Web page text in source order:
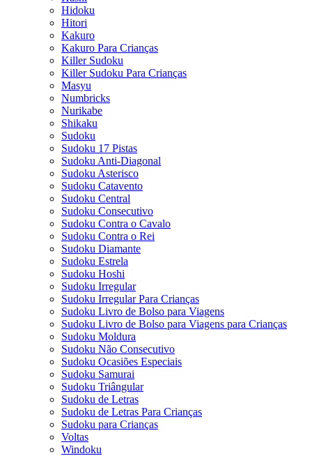
Hidoku
Hitori
Kakuro
Kakuro Para Crianças
Killer Sudoku
Killer Sudoku Para Crianças
Masyu
Numbricks
Nurikabe
Shikaku
Sudoku
Sudoku 17 Pistas
Sudoku Anti-Diagonal
Sudoku Asterisco
Sudoku Catavento
Sudoku Central
Sudoku Consecutivo
Sudoku Contra o Cavalo
Sudoku Contra o Rei
Sudoku Diamante
Sudoku Estrela
Sudoku Hoshi
Sudoku Irregular
Sudoku Irregular Para Crianças
Sudoku Livro de Bolso para Viagens
Sudoku Livro de Bolso para Viagens para Crianças
Sudoku Moldura
Sudoku Não Consecutivo
Sudoku Ocasiões Especiais
Sudoku Samurai
Sudoku Triângular
Sudoku de Letras
Sudoku de Letras Para Crianças
Sudoku para Crianças
Voltas
Windoku